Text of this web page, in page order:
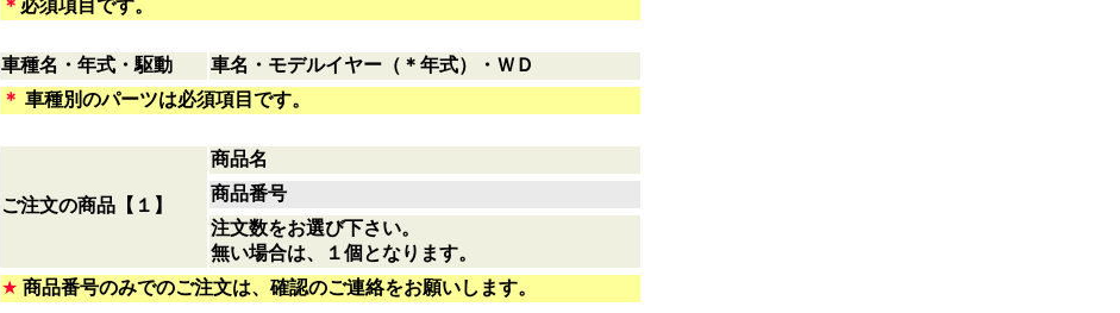
＊ 必須項目です。
車種名・年式・駆動
車名・モデルイヤー（＊年式）・ＷＤ
＊ 車種別のパーツは必須項目です。
ご注文の商品【１】
商品名
商品番号
注文数をお選び下さい。
無い場合は、１個となります。
★ 商品番号のみでのご注文は、確認のご連絡をお願いします。